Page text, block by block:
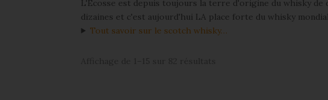
L'Ecosse est depuis toujours la terre d'origine du whisky
dizaines et c'est aujourd'hui LA place forte du whisky
Tout savoir sur le scotch whisky…